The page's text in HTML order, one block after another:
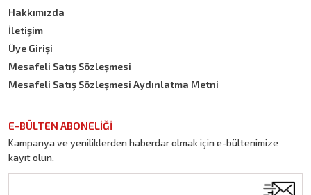
Hakkımızda
İletişim
Üye Girişi
Mesafeli Satış Sözleşmesi
Mesafeli Satış Sözleşmesi Aydınlatma Metni
E-BÜLTEN ABONELİĞİ
Kampanya ve yeniliklerden haberdar olmak için e-bültenimize
kayıt olun.